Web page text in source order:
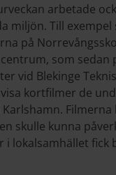
arbetade
miljön. Till exempel
på
som sedan
vid Blekinge
kortfilmer de
skulle kunna
i lokalsamhället fick